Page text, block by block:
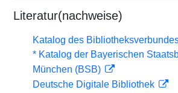
Literatur(nachweise)
Katalog des
* Katalog der Bayerischen
München (BSB)
Deutsche Digitale Bibliothek